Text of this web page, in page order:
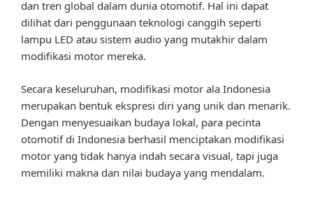
dan tren global dalam dunia otomotif. Hal ini dapat
dilihat dari penggunaan teknologi canggih seperti
lampu LED atau sistem audio yang mutakhir dalam
modifikasi motor mereka.
Secara keseluruhan, modifikasi motor ala Indonesia
merupakan bentuk ekspresi diri yang unik dan menarik.
Dengan menyesuaikan budaya lokal, para pecinta
otomotif di Indonesia berhasil menciptakan modifikasi
motor yang tidak hanya indah secara visual, tapi juga
memiliki makna dan nilai budaya yang mendalam.